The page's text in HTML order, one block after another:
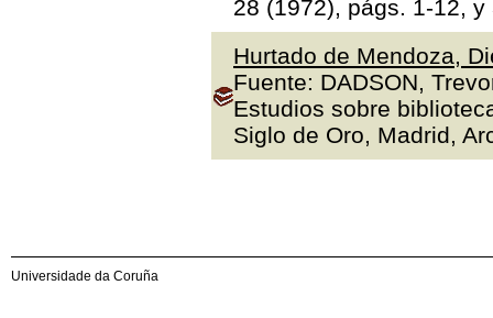
28 (1972), págs. 1-12,
Hurtado de Mendoza,
Fuente: DADSON,
Estudios sobre
Siglo de Oro, Madrid,
Universidade da Coruña